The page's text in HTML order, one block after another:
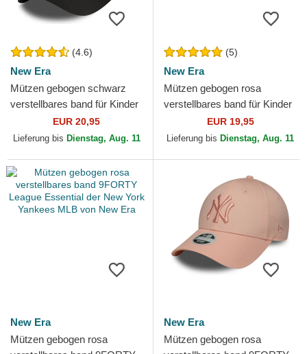
(4.6)
New Era
Mützen gebogen schwarz
verstellbares band für Kinder
9FORTY League Essential
der New York Yankees...
EUR 20,95
Lieferung bis Dienstag, Aug. 11
(5)
New Era
Mützen gebogen rosa
verstellbares band für Kinder
9FORTY League Essential
der New York Yankees...
EUR 19,95
Lieferung bis Dienstag, Aug. 11
New Era
Mützen gebogen rosa
New Era
Mützen gebogen rosa